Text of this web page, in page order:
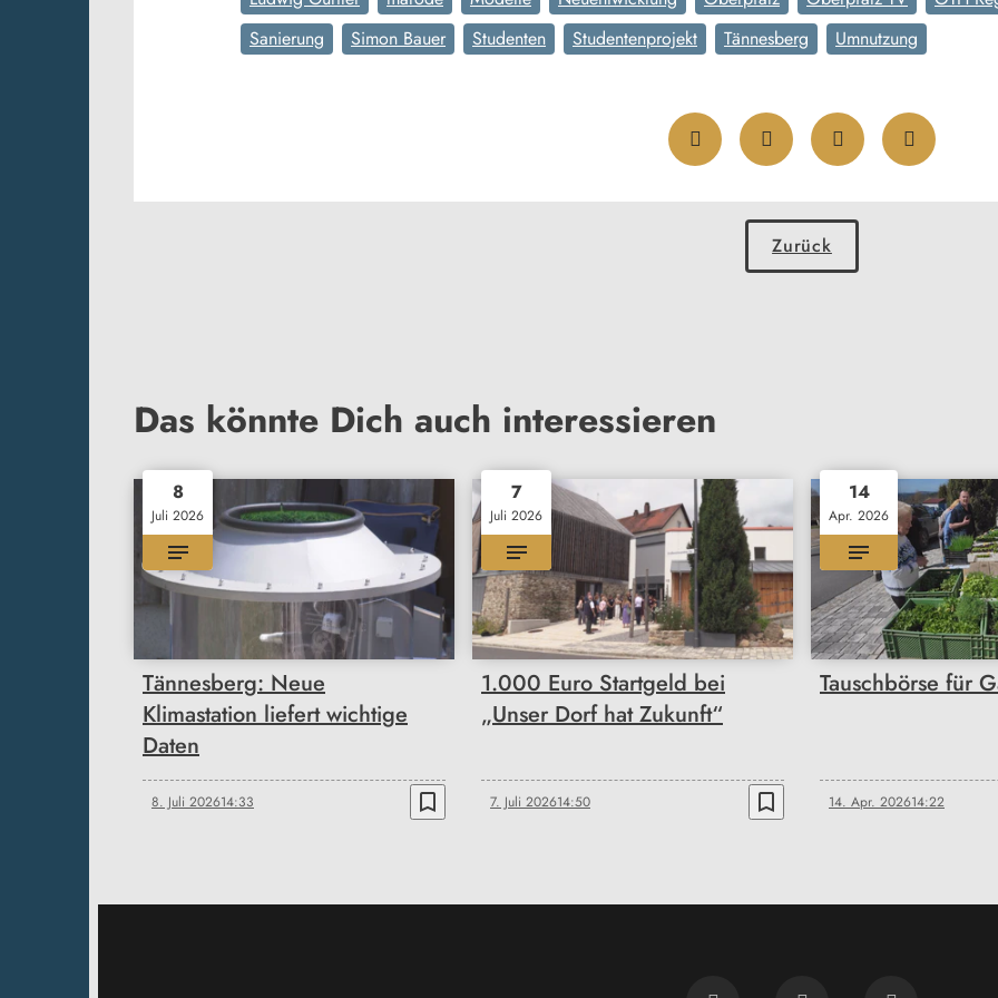
Sanierung
Simon Bauer Studenten Studentenprojekt Tännesberg Umnutzung
Zurück
Das könnte Dich auch interessieren
8
Juli 2026
Tännesberg: Neue
Klimastation liefert wichtige
Daten
8. Juli 202614:33 bookmark_border
7
Juli 2026
1.000 Euro Startgeld bei
„Unser Dorf hat Zukunft“
7. Juli 202614:50 bookmark_border
14
Apr. 2026
Tauschbörse für
14. Apr. 202614:22